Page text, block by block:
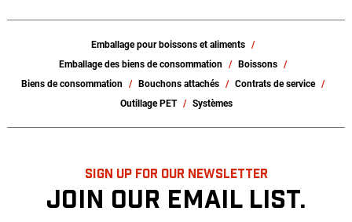
Emballage pour boissons et aliments
Emballage des biens de consommation
Boissons
Biens de consommation
Bouchons attachés
Contrats de service
Outillage PET
Systèmes
SIGN UP FOR OUR NEWSLETTER
JOIN OUR EMAIL LIST.